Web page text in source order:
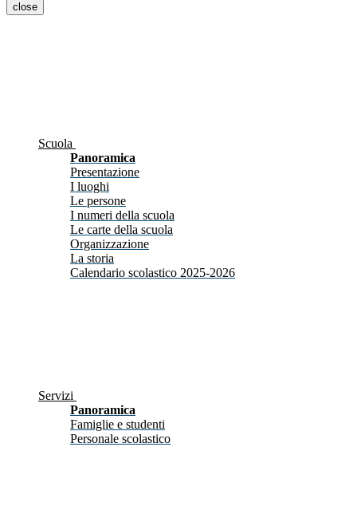
close
Scuola
Panoramica
Presentazione
I luoghi
Le persone
I numeri della scuola
Le carte della scuola
Organizzazione
La storia
Calendario scolastico 2025-2026
Servizi
Panoramica
Famiglie e studenti
Personale scolastico